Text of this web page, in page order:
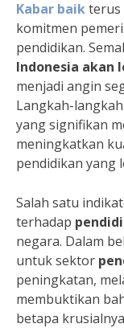
Kabar baikterus
komitmen
pendidikan.
Indonesia akan
menjadi angin
Langkah-
yang signifikan
meningkatkan
pendidikan yang
Salah satu
terhadap
negara. Dalam
untuk sektor
peningkatan,
membuktikan
betapa krusialnya